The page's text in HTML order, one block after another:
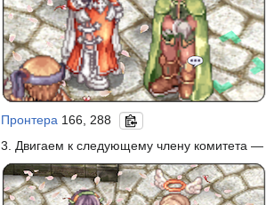
Пронтера 166, 288
3. Двигаем к следующему члену комитета —